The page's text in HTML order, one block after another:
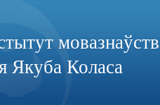
Якуба Коласа